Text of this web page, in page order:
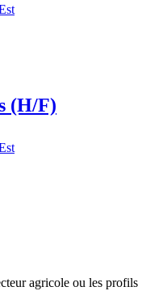
(H/F)
agricole ou les profils